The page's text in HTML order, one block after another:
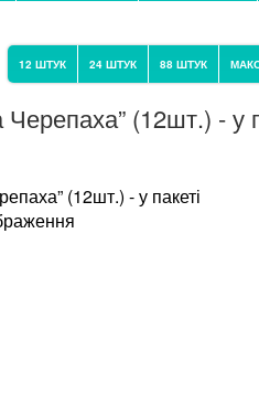
12 ШТУК 24 ШТУК 88 ШТУК
(12шт.) - у